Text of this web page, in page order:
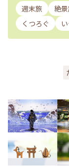
週末旅 絶
くつろぐ